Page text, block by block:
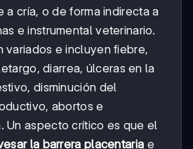
a cría, o de forma indirecta a
e instrumental veterinario.
variados e incluyen fiebre,
diarrea, úlceras en la
disminución del
abortos e
Un aspecto crítico es que el
la barrera placentaria e